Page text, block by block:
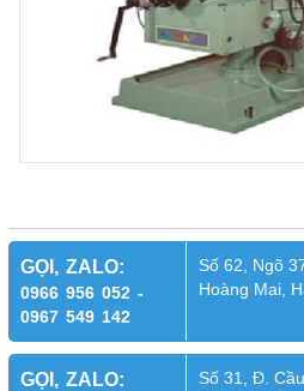
GỌI, ZALO:
0966 956 052 -
0967 549 142
Số 62, Ngõ
Hoàng Mai,
GỌI, ZALO:
Số 31, Đ.